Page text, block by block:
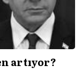
artıyor?